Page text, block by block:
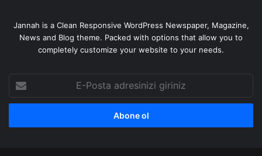
Jannah is a Clean Responsive WordPress Newspaper, Magazine,
News and Blog theme. Packed with options that allow you to
completely customize your website to your needs.
Posta
adresinizi